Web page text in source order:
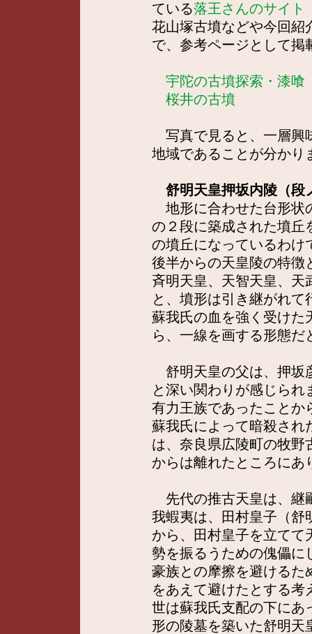
ている落王さんのサイト
花山塚古墳などや今回紹
で、参考ページとして掲
宇陀の古墳探索・漆喰
桜井の古墳
写真で見ると、一層興
地域であることが分かり
舒明天皇押坂内陵（段
地形に合わせた台形状
の２段に築成された墳丘
の墳丘になっているわけ
後半からの天皇陵の特徴
斉明天皇、天智天皇、天
と、墳形は引き継がれ
蘇我氏の血を強く受けた
ら、一線を画する形態
舒明天皇の父は、押坂
と深い関わりが感じら
有力王族であったことか
蘇我氏によって暗殺され
は、奈良県広陵町の牧野
からは離れたところにあ
先代の推古天皇は、継
我蝦夷は、田村皇子（舒
から、田村皇子を立てて
勢を振るうための傀儡に
豪族との摩擦を避けるた
をあえて避けたとする
世は蘇我氏支配の下にあ
形の陵墓を築いた舒明天